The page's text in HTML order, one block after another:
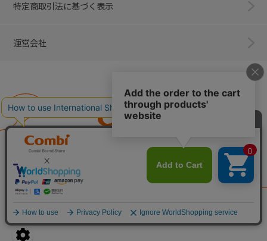
特定商取引法に基づく表示
運営会社
子育てに、イノベーションを。
ベビー用品のコンビ株式会社
All Right Reserved. Copyright © Combi Corporation.